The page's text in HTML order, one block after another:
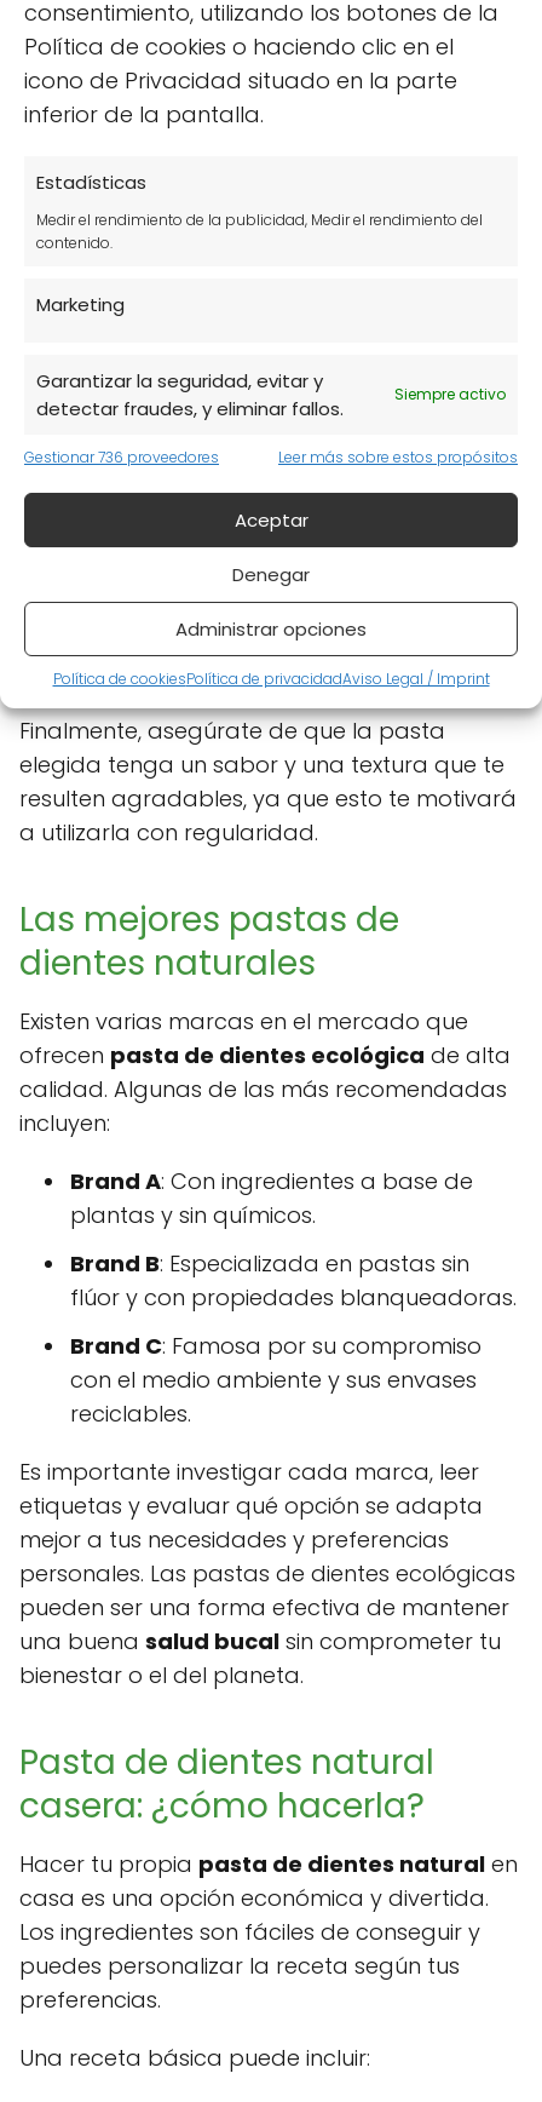
consentimiento, utilizando los botones de la
Política de cookies o haciendo clic en el
icono de Privacidad situado en la parte
inferior de la pantalla.
Estadísticas
Medir el rendimiento de la publicidad, Medir el rendimiento del
contenido.
Marketing
Garantizar la seguridad, evitar y
detectar fraudes, y eliminar fallos.
Siempre activo
Gestionar 736 proveedores Leer más sobre estos propósitos
Aceptar
Denegar
Administrar opciones
Política de cookiesPolítica de privacidadAviso Legal / Imprint
Busca pastas que contengan ingredientes
naturales y evita aquellas con aditivos
artificiales. Además, considera tu tipo de
a las caries o si tienes encías sensibles.
Consulta con tu dentista
ofrecer recomendaciones basadas en tu
Lee reseñas: Las experiencias de otros
usuarios pueden proporcionarte
información valiosa.
Prueba distintas opciones: Lo que
funciona para una persona puede no
funcionar para otra.
Finalmente, asegúrate de que la pasta
elegida tenga un sabor y una textura que te
resulten agradables, ya que esto te motivará
a utilizarla con regularidad.
Las mejores pastas de
dientes naturales
Existen varias marcas en el mercado que
ofrecen pasta de dientes ecológica de alta
calidad. Algunas de las más recomendadas
incluyen:
Brand A: Con ingredientes a base de
plantas y sin químicos.
Brand B: Especializada en pastas sin
flúor y con propiedades blanqueadoras.
Brand C: Famosa por su compromiso
con el medio ambiente y sus envases
reciclables.
Es importante investigar cada marca, leer
etiquetas y evaluar qué opción se adapta
mejor a tus necesidades y preferencias
personales. Las pastas de dientes ecológicas
pueden ser una forma efectiva de mantener
una buena salud bucal sin comprometer tu
bienestar o el del planeta.
Pasta de dientes natural
casera: ¿cómo hacerla?
Hacer tu propia pasta de dientes natural en
casa es una opción económica y divertida.
Los ingredientes son fáciles de conseguir y
puedes personalizar la receta según tus
preferencias.
Una receta básica puede incluir: